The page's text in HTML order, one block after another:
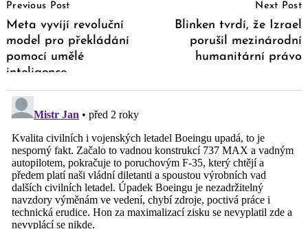
Navigation
Previous Post
Meta vyvíjí revoluční
model pro překládání
pomocí umělé
inteligence
Next Post
Blinken tvrdí, že Izrael
porušil mezinárodní
humanitární právo